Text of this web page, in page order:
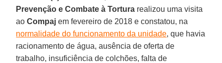
Prevenção e Combate à Tortura realizou uma visita
aoCompaj em fevereiro de 2018 e constatou, na
normalidade do funcionamento da unidade, que havia
racionamento de água, ausência de oferta de
trabalho, insuficiência de colchões, falta de